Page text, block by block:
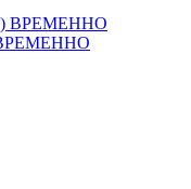
ВРЕМЕННО